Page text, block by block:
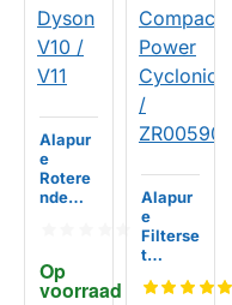
Op
voorraad
Alapur
e
Rotere
nde
Dyson
V10 /
Alapur
e
Filterse
t
kt voor